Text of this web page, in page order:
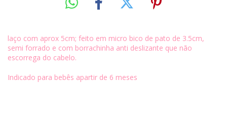
laço com aprox 5cm; feito em micro bico de pato de 3.5cm,
semi forrado e com borrachinha anti deslizante que não
escorrega do cabelo.
Indicado para bebês apartir de 6 meses